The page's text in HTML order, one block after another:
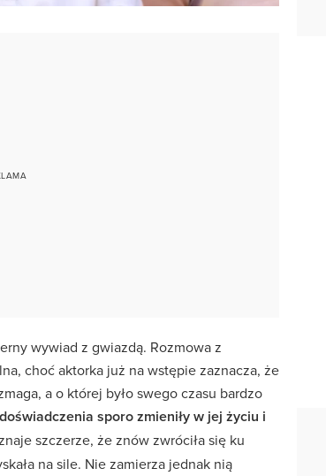
wywiad z gwiazdą. Rozmowa z
choć aktorka już na wstępie zaznacza, że
a o której było swego czasu bardzo
sporo zmieniły w jej życiu i
szczerze, że znów zwróciła się ku
na sile. Nie zamierza jednak nią